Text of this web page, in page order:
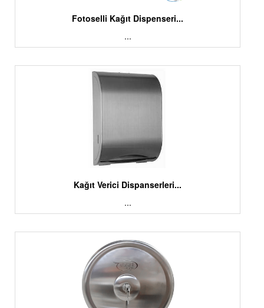
Fotoselli Kağıt Dispenseri...
...
Kağıt Verici Dispanserleri...
...